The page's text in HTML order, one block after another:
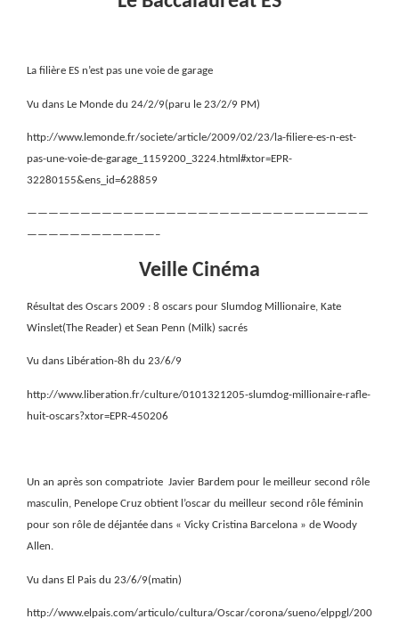
La filière ES n’est pas une voie de garage
Vu dans Le Monde du 24/2/9(paru le 23/2/9 PM)
http://www.lemonde.fr/societe/article/2009/02/23/la-filiere-es-n-est-
pas-une-voie-de-garage_1159200_3224.html#xtor=EPR-
32280155&ens_id=628859
————————————————————————————————
————————————–
Veille Cinéma
Résultat des Oscars 2009 : 8 oscars pour Slumdog Millionaire, Kate
Winslet(The Reader) et Sean Penn (Milk) sacrés
Vu dans Libération-8h du 23/6/9
http://www.liberation.fr/culture/0101321205-slumdog-millionaire-rafle-
huit-oscars?xtor=EPR-450206
Un an après son compatriote Javier Bardem pour le meilleur second rôle
masculin, Penelope Cruz obtient l’oscar du meilleur second rôle féminin
pour son rôle de déjantée dans « Vicky Cristina Barcelona » de Woody
Allen.
Vu dans El Pais du 23/6/9(matin)
http://www.elpais.com/articulo/cultura/Oscar/corona/sueno/elppgl/200